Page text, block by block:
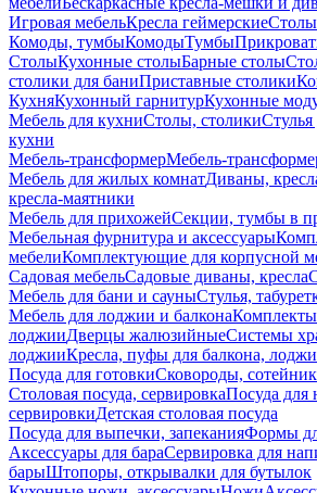
Игровая мебельКресла геймерскиеСтолы
Комоды, тумбыКомодыТумбы
СтолыКухонные столыБарные столы
столики для баниПриставные столики
КухняКухонный гарнитурКухонные
Мебель для кухниСтолы, столики
кухни
Мебель-трансформерМебель-
Мебель для жилых комнатДиваны,
кресла-маятники
Мебель для прихожейСекции, тумбы в
Мебельная фурнитура и аксессуары
мебелиКомплектующие для корпусной
Садовая мебельСадовые диваны, кресла
Мебель для бани и сауныСтулья,
Мебель для лоджии и балкона
лоджииДверцы жалюзийныеСистемы
лоджииКресла, пуфы для балкона,
Посуда для готовкиСковороды,
Столовая посуда, сервировкаПосуда для
сервировкиДетская столовая посуда
Посуда для выпечки, запеканияФормы
Аксессуары для бараСервировка для
барыШтопоры, открывалки для бутылок